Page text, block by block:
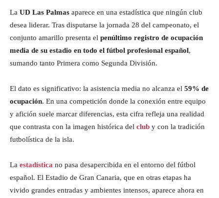
La UD Las Palmas aparece en una estadística que ningún club
desea liderar. Tras disputarse la jornada 28 del campeonato, el
conjunto amarillo presenta el penúltimo registro de ocupación
media de su estadio en todo el fútbol profesional español,
sumando tanto Primera como Segunda División.
El dato es significativo: la asistencia media no alcanza el 59% de
ocupación. En una competición donde la conexión entre equipo
y afición suele marcar diferencias, esta cifra refleja una realidad
que contrasta con la imagen histórica del club y con la tradición
futbolística de la isla.
La estadística no pasa desapercibida en el entorno del fútbol
español. El Estadio de Gran Canaria, que en otras etapas ha
vivido grandes entradas y ambientes intensos, aparece ahora en